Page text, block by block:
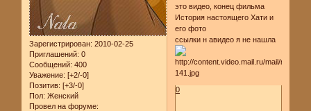
Зарегистрирован: 2010-02-25
Приглашений: 0
Сообщений: 400
Уважение: [+2/-0]
Позитив: [+3/-0]
Пол: Женский
Провел на форуме:
это видео, конец фильма
История настоящего Хати и
его фото
ссылки н авидео я не нашла
0